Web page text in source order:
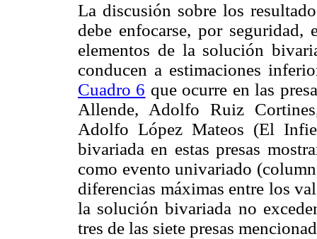
La discusión sobre los
debe enfocarse, por
elementos de la solución
conducen a estimaciones
Cuadro 6 que ocurre en las
Allende, Adolfo Ruiz
Adolfo López Mateos (El
bivariada en estas presas
como evento univariado
diferencias máximas entre los
la solución bivariada no
tres de las siete presas